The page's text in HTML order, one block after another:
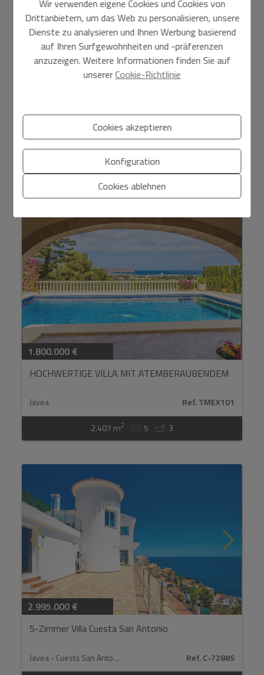
Villa im Ibizenco-Stil mit Meerblick in Puchol -
Javea Ref. TMEX312
250 m 1.400 m 5 4
1.800.000 €
HOCHWERTIGE VILLA MIT ATEMBERAUBENDEM
Javea Ref. TMEX101
2.407 m2 5 3
2.995.000 €
5-Zimmer Villa Cuesta San Antonio
Javea - Cuesta San Antonio Ref. C-7288S
der Europäischen Datenschutzverordnung (EU) 2016/679 (GDPR).+
Ich habe denImpressum
Datenschutzbestimmungen gelesen
und akzeptiere sie.
Ich akzpetiere kommerzielle Zustellungen
Senden
Wir verwenden eigene Cookies und Cookies von
Drittanbietern, um das Web zu personalisieren, unsere
Dienste zu analysieren und Ihnen Werbung basierend
auf Ihren Surfgewohnheiten und -präferenzen
anzuzeigen. Weitere Informationen finden Sie auf
unsererCookie-Richtlinie
Cookies akzeptieren
Konfiguration
Cookies ablehnen